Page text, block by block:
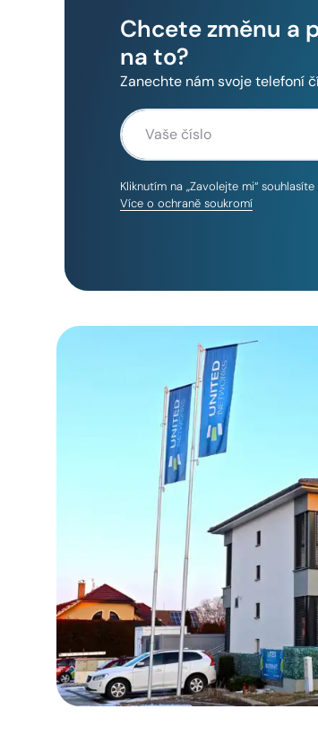
Chcete změnu a
na to?
Zanechte nám svoje telefoní
Kliknutím na „Zavolejte mi“
Více o ochraně soukromí